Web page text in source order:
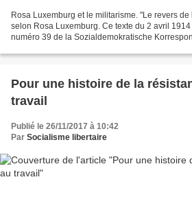
Rosa Luxemburg et le militarisme. "Le revers
selon Rosa Luxemburg. Ce texte du 2 avril
numéro 39 de la Sozialdemokratische
Pour une histoire de la
travail
Publié le 26/11/2017 à 10:42
Par Socialisme libertaire